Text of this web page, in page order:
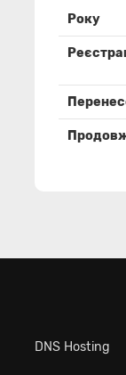
Року
DNS Hosting